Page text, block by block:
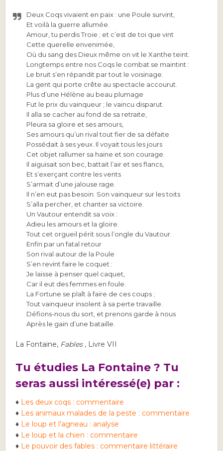
Deux Coqs vivaient en paix : une Poule survint,
Et voilà la guerre allumée.
Amour, tu perdis Troie ; et c’est de toi que vint
Cette querelle envenimée,
Où du sang des Dieux même on vit le Xanthe teint.
Longtemps entre nos Coqs le combat se maintint :
Le bruit s’en répandit par tout le voisinage.
La gent qui porte crête au spectacle accourut.
Plus d’une Hélène au beau plumage
Fut le prix du vainqueur ; le vaincu disparut.
Il alla se cacher au fond de sa retraite,
Pleura sa gloire et ses amours,
Ses amours qu’un rival tout fier de sa défaite
Possédait à ses yeux. Il voyait tous les jours
Cet objet rallumer sa haine et son courage.
Il aiguisait son bec, battait l’air et ses flancs,
Et s’exerçant contre les vents
S’armait d’une jalouse rage.
Il n’en eut pas besoin. Son vainqueur sur les toits
S’alla percher, et chanter sa victoire.
Un Vautour entendit sa voix :
Adieu les amours et la gloire.
Tout cet orgueil périt sous l’ongle du Vautour.
Enfin par un fatal retour
Son rival autour de la Poule
S’en revint faire le coquet :
Je laisse à penser quel caquet,
Car il eut des femmes en foule.
La Fortune se plaît à faire de ces coups ;
Tout vainqueur insolent à sa perte travaille.
Défions-nous du sort, et prenons garde à nous
Après le gain d’une bataille.
La Fontaine, Fables, Livre VII
Tu étudies La Fontaine ? Tu
seras aussi intéressé(e) par :
♦ Les deux coqs : commentaire
♦ Les animaux malades de la peste : commentaire
♦ Le loup et l’agneau : analyse
♦ Le loup et la chien : commentaire
♦ Le pouvoir des fables : commentaire littéraire